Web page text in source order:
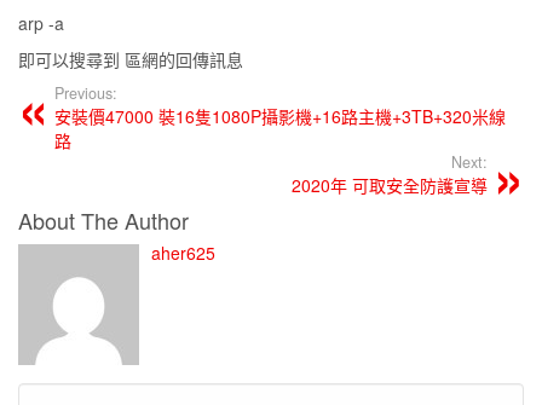
arp -a
即可以搜尋到 區網的回傳訊息
Previous:
安裝價47000 裝16隻1080P攝影機+16路主機+3TB+320米線
路
Next:
2020年 可取安全防護宣導
About The Author
aher625